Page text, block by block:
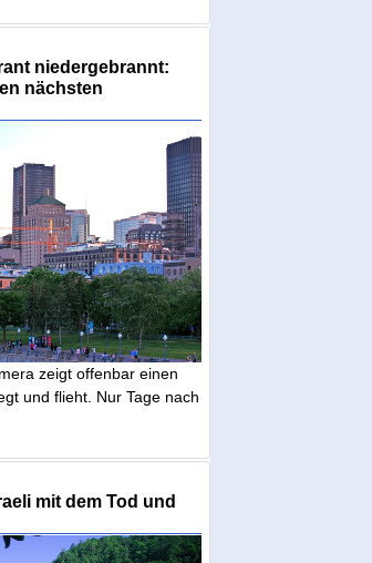
niedergebrannt:
nächsten
zeigt offenbar einen
und flieht. Nur Tage nach
mit dem Tod und